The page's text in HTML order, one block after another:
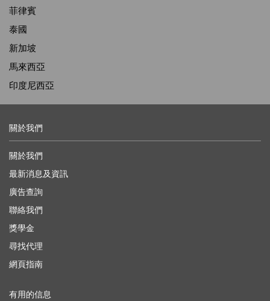
菲律賓
泰國
新加坡
馬來西亞
印度尼西亞
關於我們
關於我們
最新消息及資訊
廣告查詢
聯絡我們
獎學金
尋找代理
網頁指南
有用的信息